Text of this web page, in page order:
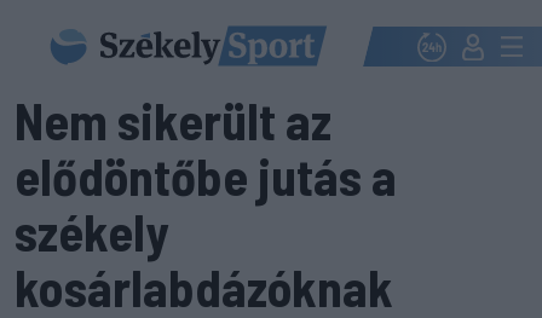
Nem sikerült az
elődöntőbe jutás a
székely
kosárlabdázóknak